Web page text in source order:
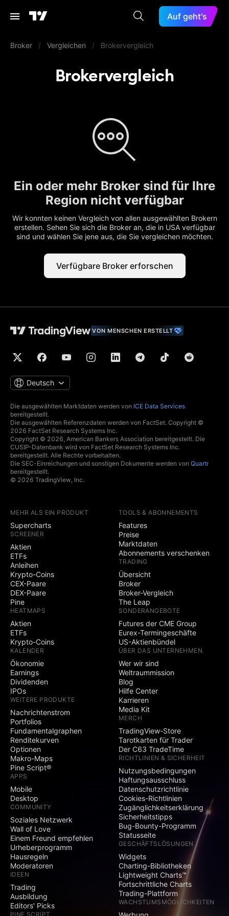
Auf geht's
Broker / Vergleichen / Brokervergleich
Brokervergleich
Ein oder mehr Broker sind für Ihre
Region nicht verfügbar
Wir konnten keinen Vergleich von allen ausgewählten Brokern
erstellen. Sehen Sie sich die Broker an, die in USA verfügbar
sind und wählen Sie jene aus, die Sie vergleichen möchten.
Verfügbare Broker erforschen
VON MENSCHEN ERSTELLT
Deutsch
Die ausgewählten Marktdaten werden von ICE Data Services
bereitgestellt.
Die ausgewählten Referenzdaten werden von FactSet. Copyright ©
2026 FactSet Research Systems Inc.
Copyright © 2026, American Bankers Association bereitgestellt. Die
CUSIP-Datenbank wird von FactSet Research Systems Inc.
bereitgestellt. Alle Rechte vorbehalten.
Die SEC-Einreichungen und sonstigen Dokumente werden von Quartr
bereitgestellt.
© 2026 TradingView, Inc.
MEHR ALS EIN PRODUKT
Supercharts
SCREENER
Aktien
ETFs
Anleihen
Krypto-Coins
CEX-Paare
DEX-Paare
Pine
HEATMAPS
Aktien
ETFs
Krypto-Coins
KALENDER
Ökonomie
Earnings
Dividenden
IPOs
WEITERE PRODUKTE
Nachrichtenstrom
Portfolios
Fundamentalgraphen
Renditekurven
Optionen
Makro-Maps
Pine Script®
APPS
Mobile
Desktop
COMMUNITY
Soziales Netzwerk
Wall of Love
Einem Freund empfehlen
Urheberprogramm
Hausregeln
Moderatoren
IDEEN
Trading
Ausbildung
Editors' Picks
PINE SCRIPT
TOOLS & ABONNEMENTS
Features
Preise
Marktdaten
Abonnements verschenken
TRADING
Übersicht
Broker
Broker-Vergleich
The Leap
SONDERANGEBOTE
Futures der CME Group
Eurex-Termingeschäfte
US-Aktienbündel
ÜBER DAS UNTERNEHMEN
Wer wir sind
Weltraummission
Blog
Hilfe Center
Karrieren
Media Kit
MERCH
TradingView-Store
Tarotkarten für Trader
Der C63 TradeTime
RICHTLINIEN & SICHERHEIT
Nutzungsbedingungen
Haftungsausschluss
Datenschutzrichtlinie
Cookies-Richtlinien
Zugänglichkeitserklärung
Sicherheitstipps
Bug-Bounty-Programm
Statusseite
GESCHÄFTSLÖSUNGEN
Widgets
Charting-Bibliotheken
Lightweight Charts™
Fortschrittliche Charts
Trading-Plattform
WACHSTUMSMÖGLICHKEITEN